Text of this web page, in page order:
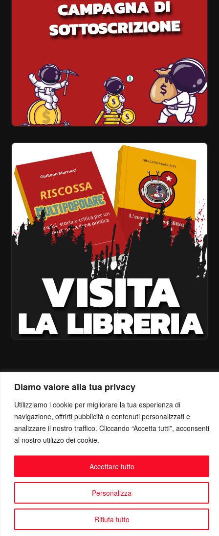
Diamo valore alla tua privacy
Utilizziamo i cookie per migliorare la tua esperienza di
navigazione, offrirti pubblicità o contenuti personalizzati e
analizzare il nostro traffico. Cliccando “Accetta tutti”, acconsenti
al nostro utilizzo dei cookie.
Personalizza
Rifiuta tutto
Accettare tutto